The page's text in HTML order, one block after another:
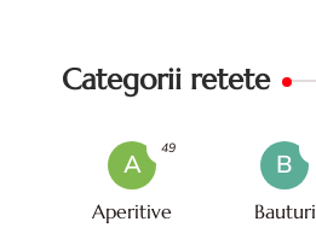
Categorii retete
A
Aperitive
49
B
Bauturi